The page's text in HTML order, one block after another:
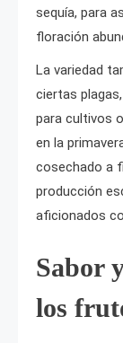
sequía, para
floración
La variedad
ciertas
para cultivos
en la
cosechado a
producción
aficionados
Sabor
los